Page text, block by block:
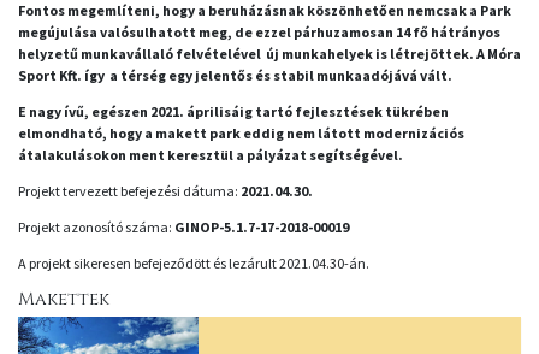
Fontos megemlíteni, hogy a beruházásnak köszönhetően nemcsak a Park
megújulása valósulhatott meg, de ezzel párhuzamosan 14 fő hátrányos
helyzetű munkavállaló felvételével új munkahelyek is létrejöttek. A Móra
Sport Kft. így a térség egy jelentős és stabil munkaadójává vált.
E nagy ívű, egészen 2021. áprilisáig tartó fejlesztések tükrében
elmondható, hogy a makett park eddig nem látott modernizációs
átalakulásokon ment keresztül a pályázat segítségével.
Projekt tervezett befejezési dátuma: 2021.04.30.
Projekt azonosító száma: GINOP-5.1.7-17-2018-00019
A projekt sikeresen befejeződött és lezárult 2021.04.30-án.
Makettek